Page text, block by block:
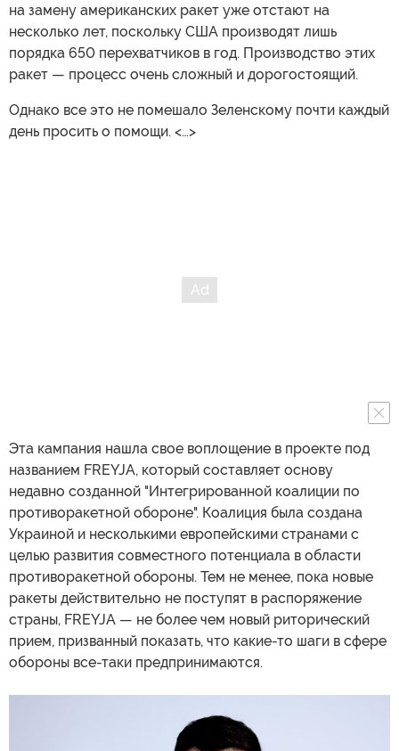
на замену американских ракет уже отстают на
несколько лет, поскольку США производят лишь
порядка 650 перехватчиков в год. Производство этих
ракет — процесс очень сложный и дорогостоящий.
Однако все это не помешало Зеленскому почти каждый
день просить о помощи. <…>
Эта кампания нашла свое воплощение в проекте под
названием FREYJA, который составляет основу
недавно созданной "Интегрированной коалиции по
противоракетной обороне". Коалиция была создана
Украиной и несколькими европейскими странами с
целью развития совместного потенциала в области
противоракетной обороны. Тем не менее, пока новые
ракеты действительно не поступят в распоряжение
страны, FREYJA — не более чем новый риторический
прием, призванный показать, что какие-то шаги в сфере
обороны все-таки предпринимаются.